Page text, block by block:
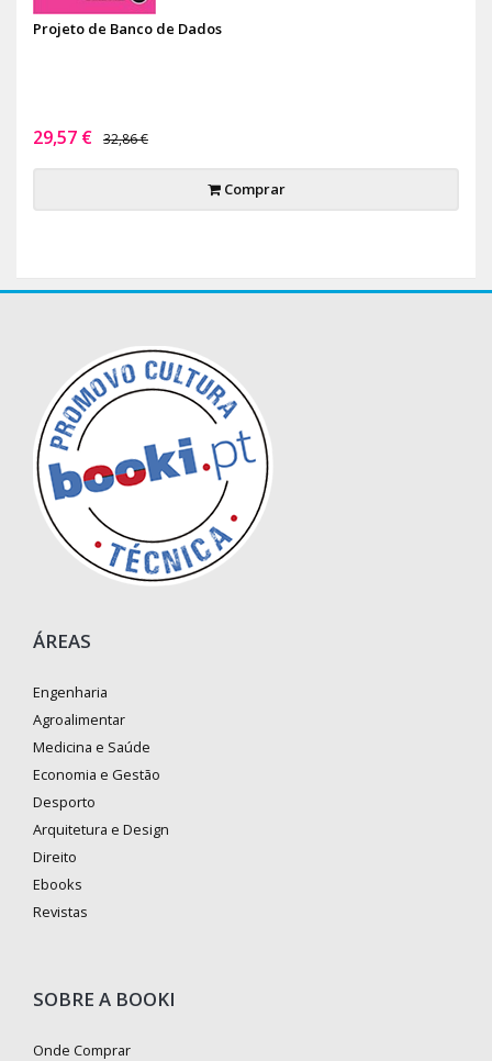
Projeto de Banco de Dados
29,57 € 32,86 €
Comprar
ÁREAS
Engenharia
Agroalimentar
Medicina e Saúde
Economia e Gestão
Desporto
Arquitetura e Design
Direito
Ebooks
Revistas
SOBRE A BOOKI
Onde Comprar